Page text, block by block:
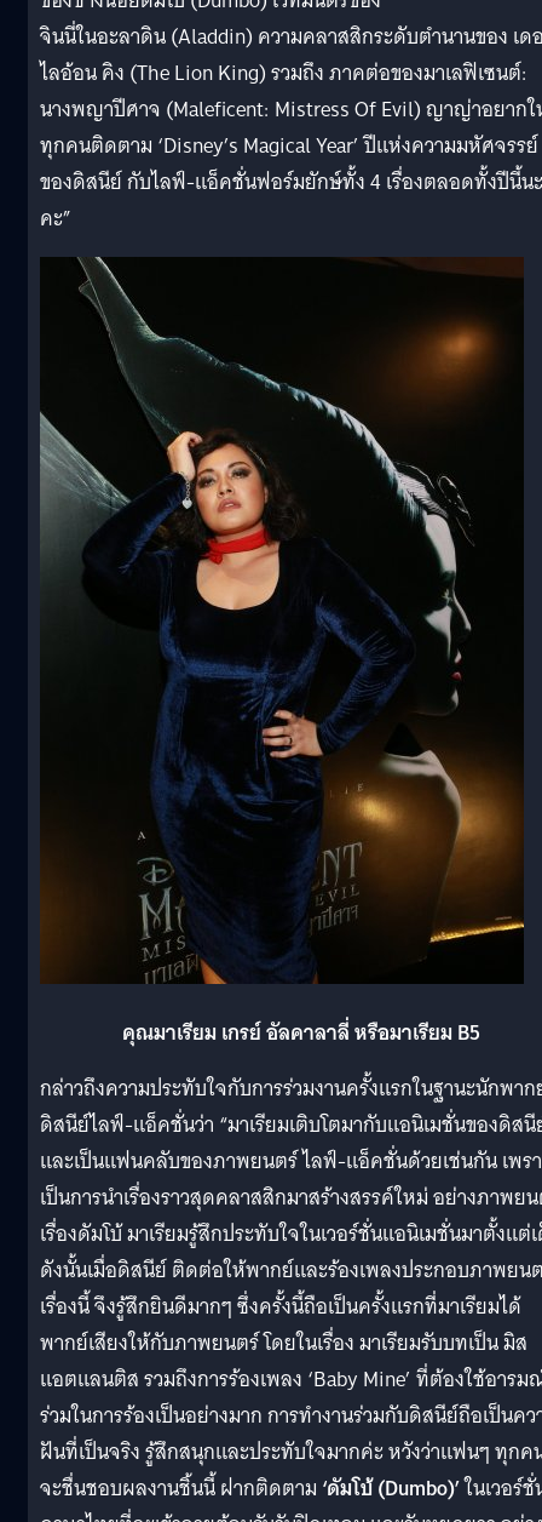
จินนี่ในอะลาดิน (Aladdin) ความคลาสสิกระดับตำนานของ เด
ไลอ้อน คิง (The Lion King) รวมถึง ภาคต่อของมาเลฟิเซนต์:
นางพญาปีศาจ (Maleficent: Mistress Of Evil) ญาญ่าอยาก
ทุกคนติดตาม ‘Disney’s Magical Year’ ปีแห่งความมหัศจรรย์
ของดิสนีย์ กับไลฟ์-แอ็คชั่นฟอร์มยักษ์ทั้ง 4 เรื่องตลอดทั้งปีนี้นะ
คะ”
คุณมาเรียม เกรย์ อัลคาลาลี่ หรือมาเรียม B5
กล่าวถึงความประทับใจกับการร่วมงานครั้งแรกในฐานะนักพา
ดิสนีย์ไลฟ์-แอ็คชั่นว่า “มาเรียมเติบโตมากับแอนิเมชั่นของดิส
และเป็นแฟนคลับของภาพยนตร์ ไลฟ์-แอ็คชั่นด้วยเช่นกัน เพร
เป็นการนำเรื่องราวสุดคลาสสิกมาสร้างสรรค์ใหม่ อย่างภาพย
เรื่องดัมโบ้ มาเรียมรู้สึกประทับใจในเวอร์ชั่นแอนิเมชั่นมาตั้งแต่
ดังนั้นเมื่อดิสนีย์ ติดต่อให้พากย์และร้องเพลงประกอบภาพยน
เรื่องนี้ จึงรู้สึกยินดีมากๆ ซึ่งครั้งนี้ถือเป็นครั้งแรกที่มาเรียมได้
พากย์เสียงให้กับภาพยนตร์ โดยในเรื่อง มาเรียมรับบทเป็น มิส
แอตแลนติส รวมถึงการร้องเพลง ‘Baby Mine’ ที่ต้องใช้อารม
ร่วมในการร้องเป็นอย่างมาก การทำงานร่วมกับดิสนีย์ถือเป็นค
ฝันที่เป็นจริง รู้สึกสนุกและประทับใจมากค่ะ หวังว่าแฟนๆ ทุกค
จะชื่นชอบผลงานชิ้นนี้ ฝากติดตาม ‘ดัมโบ้ (Dumbo)’ในเวอร์